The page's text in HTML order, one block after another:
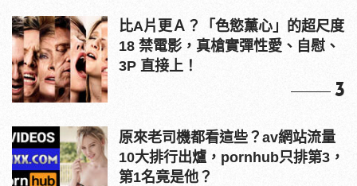
比A片更Ａ？「色慾薰心」的超尺度
18 禁電影，真槍實彈性愛、自慰、
3P 直接上！
3
原來老司機都看這些？av網站流量
10大排行出爐，pornhub只排第3，
第1名竟是他？